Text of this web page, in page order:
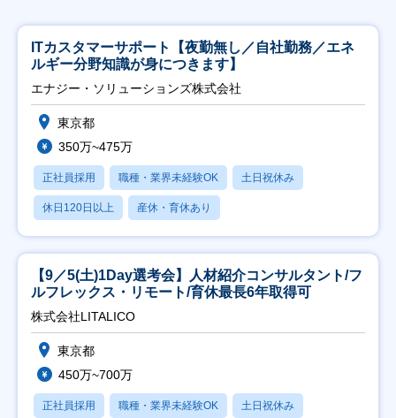
ITカスタマーサポート【夜勤無し／自社勤務／エネ
ルギー分野知識が身につきます】
エナジー・ソリューションズ株式会社
東京都
350万~475万
正社員採用 職種・業界未経験OK 土日祝休み
休日120日以上 産休・育休あり
【9／5(土)1Day選考会】人材紹介コンサルタント/フ
ルフレックス・リモート/育休最長6年取得可
株式会社LITALICO
東京都
450万~700万
正社員採用 職種・業界未経験OK 土日祝休み